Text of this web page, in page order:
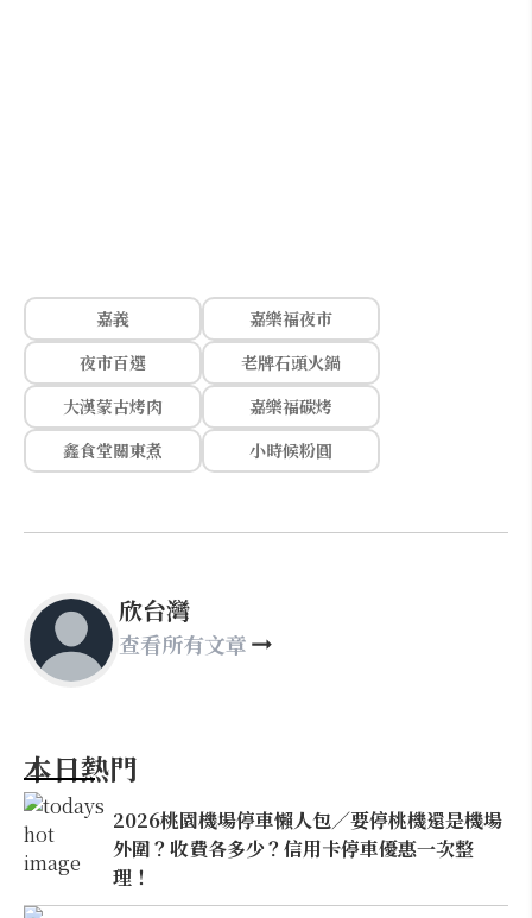
嘉義
嘉樂福夜市
夜市百選
老牌石頭火鍋
大漢蒙古烤肉
嘉樂福碳烤
鑫食堂關東煮
小時候粉圓
欣台灣
查看所有文章
本日熱門
2026桃園機場停車懶人包／要停桃機還是機場
外圍？收費各多少？信用卡停車優惠一次整
理！